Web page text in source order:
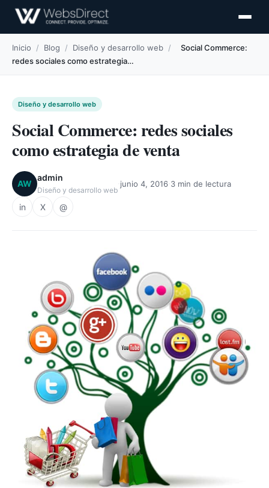
Inicio / Blog / Diseño y desarrollo web /
Social Commerce:
redes sociales como estrategia…
Diseño y desarrollo web
Social Commerce: redes sociales
como estrategia de venta
AW
admin
Diseño y desarrollo web
junio 4, 2016 3 min de lectura
in X @